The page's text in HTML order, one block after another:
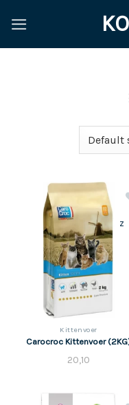
naar
z
Kittenvoer
Carocroc Kittenvoer
20,10